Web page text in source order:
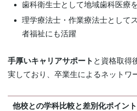
歯科衛生士として地域歯科医療
理学療法士・作業療法士として
者福祉にも活躍
手厚いキャリアサポート と資格取得
実しており、卒業生によるネットワ
他校との学科比較と差別化ポイント